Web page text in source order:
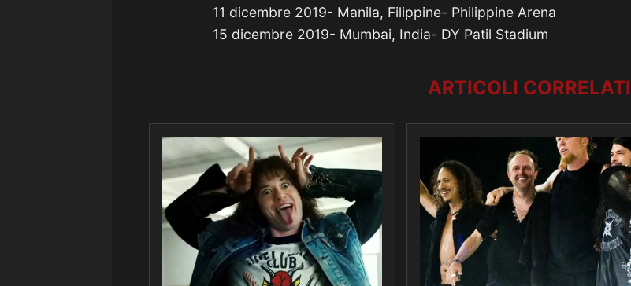
11 dicembre 2019- Manila, Filippine- Philippine Arena
15 dicembre 2019- Mumbai, India- DY Patil Stadium
ARTICOLI CORRELATI